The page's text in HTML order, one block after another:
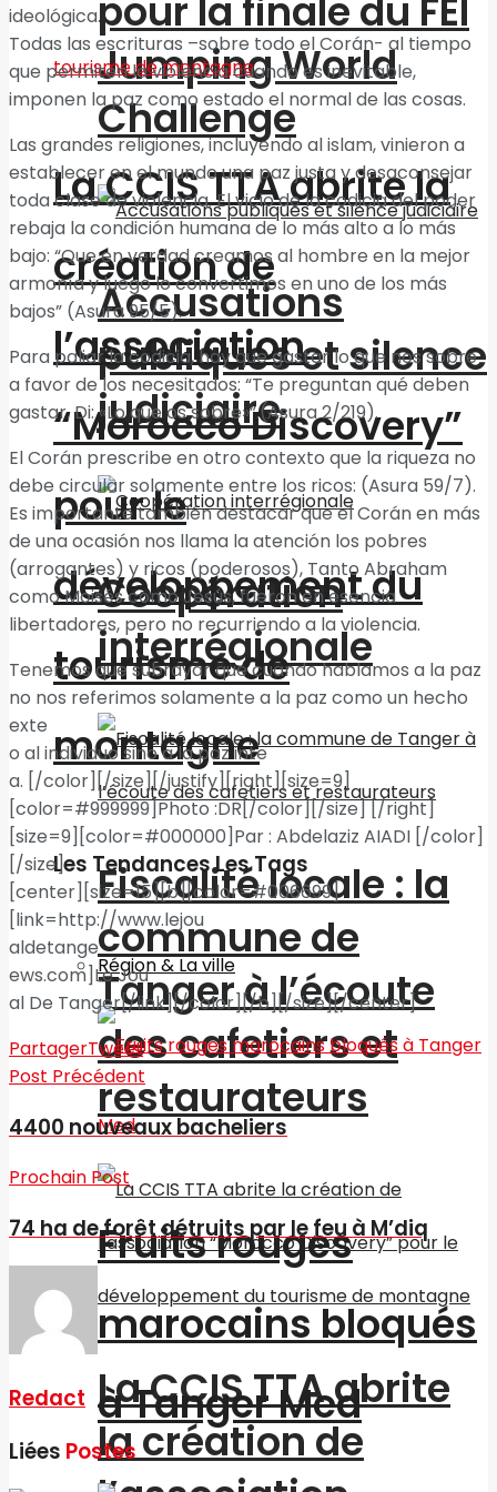
pour la finale du FEI
Jumping World
Challenge
Accusations
publiques et silence
judiciaire
Coopération
interrégionale
Fiscalité locale : la
commune de
Tanger à l’écoute
des cafetiers et
restaurateurs
La CCIS TTA abrite
la création de
La CCIS TTA abrite la
création de
l’association
“Morocco Discovery”
pour le
développement du
tourisme de
montagne
Les Tendances Les Tags
Région & La ville
Fruits rouges
marocains bloqués
à Tanger Med
ideológica.
Todas las escrituras –sobre todo el Corán- al tiempo
que permiten la violencia cuando es inevitable,
imponen la paz como estado el normal de las cosas.
Las grandes religiones, incluyendo al islam, vinieron a
establecer en el mundo una paz justa y desaconsejar
toda clase de violencia. El vicio de la codicia del poder
rebaja la condición humana de lo más alto a lo más
bajo: “Que en verdad creamos al hombre en la mejor
armonía y luego lo convertimos en uno de los más
bajos” (Asura 95/5).
Para paliar la codicia, hay que gastar lo que nos sobre
a favor de los necesitados: “Te preguntan qué deben
gastar. Di: «Lo que os sobre»”.(Asura 2/219).
El Corán prescribe en otro contexto que la riqueza no
debe circular solamente entre los ricos: (Asura 59/7).
Es importante también destacar que el Corán en más
de una ocasión nos llama la atención los pobres
(arrogantes) y ricos (poderosos), Tanto Abraham
como Moisés como Jesús, fueron en esencia
libertadores, pero no recurriendo a la violencia.
Tenemos que subrayar que cuando hablamos a la paz
no nos referimos solamente a la paz como un hecho
exte
o al individuo sino a la paz inte
a. [/color][/size][/justify][right][size=9]
[color=#999999]Photo :DR[/color][/size] [/right]
[size=9][color=#000000]Par : Abdelaziz AIADI [/color]
[/size]
[center][size=15][b][color=#006699]
[link=http://www.lejou
aldetange
ews.com]Le Jou
al De Tanger[/link][/color][/b][/size][/center]
PartagerTweet
Post Précédent
4400 nouveaux bacheliers
Prochain Post
74 ha de forêt détruits par le feu à M’diq
Redact
Liées Postes